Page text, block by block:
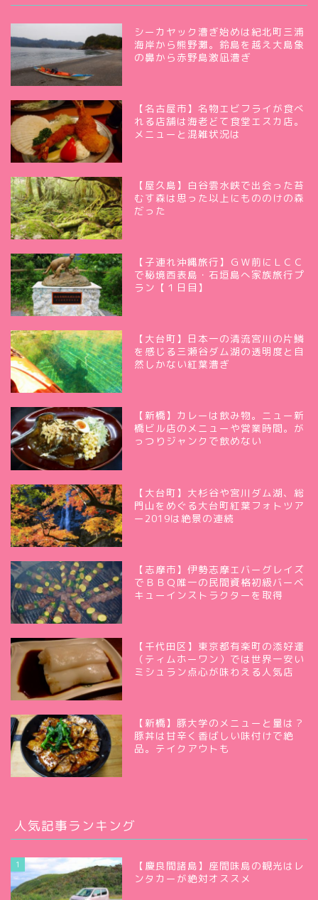
シーカヤック漕ぎ始めは紀北町三浦
海岸から熊野灘。鈴島を越え大島象
の鼻から赤野島激凪漕ぎ
【名古屋市】名物エビフライが食べ
れる店舗は海老どて食堂エスカ店。
メニューと混雑状況は
【屋久島】白谷雲水峡で出会った苔
むす森は思った以上にもののけの森
だった
【子連れ沖縄旅行】ＧＷ前にＬＣＣ
で秘境西表島・石垣島へ家族旅行プ
ラン【１日目】
【大台町】日本一の清流宮川の片鱗
を感じる三瀬谷ダム湖の透明度と自
然しかない紅葉漕ぎ
【新橋】カレーは飲み物。ニュー新
橋ビル店のメニューや営業時間。が
っつりジャンクで飲めない
【大台町】大杉谷や宮川ダム湖、総
門山をめぐる大台町紅葉フォトツア
ー2019は絶景の連続
【志摩市】伊勢志摩エバーグレイズ
でＢＢＱ唯一の民間資格初級バーベ
キューインストラクターを取得
【千代田区】東京都有楽町の添好運
（ティムホーワン）では世界一安い
ミシュラン点心が味わえる人気店
【新橋】豚大学のメニューと量は？
豚丼は甘辛く香ばしい味付けで絶
品。テイクアウトも
人気記事ランキング
1
【慶良間諸島】座間味島の観光はレ
ンタカーが絶対オススメ